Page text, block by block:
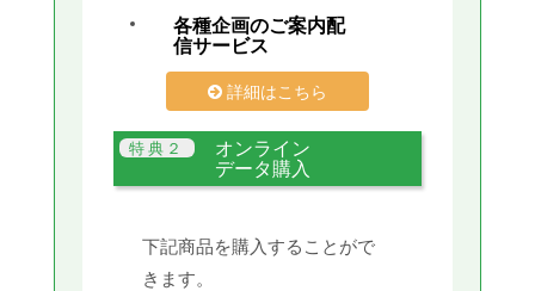
各種企画のご案内配
信サービス
詳細はこちら
オンライン
データ購入
下記商品を購入することがで
きます。